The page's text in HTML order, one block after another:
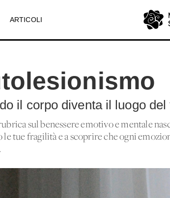
ARTICOLI
il corpo diventa il luogo
sul benessere emotivo e mentale
le tue fragilità e a scoprire che ogni